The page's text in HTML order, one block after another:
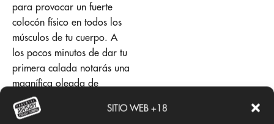
SITIO WEB +18
para provocar un fuerte
colocón físico en todos los
músculos de tu cuerpo. A
los pocos minutos de dar tu
primera calada notarás una
magnífica oleada de
relajación. Y, además de su
gran efecto, esta variedad